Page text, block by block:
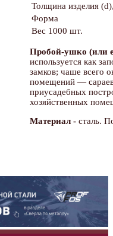
Толщина изделия
Форма
Вес 1000 шт.
Пробой-ушко (или
используется как
замков; чаше всего
помещений —
приусадебных
хозяйственных
Материал - сталь.